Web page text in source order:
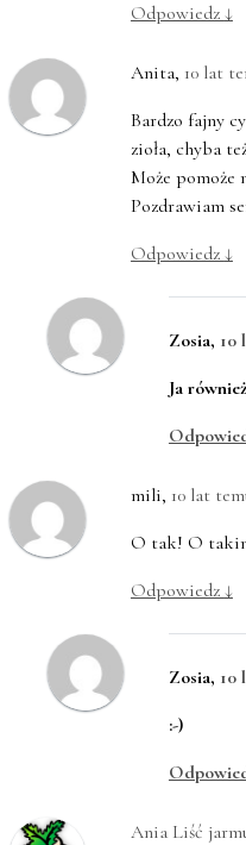
Odpowiedz ↓
Anita, 10 lat
Bardzo fajny
zioła, chyba
Może pomoże
Pozdrawiam
Odpowiedz ↓
Zosia, 10
Ja
mili, 10 lat
O tak! O
Odpowiedz ↓
Zosia, 10
:-)
Ania Liść